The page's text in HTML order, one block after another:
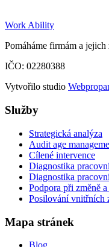
Work Ability
Pomáháme firmám a
IČO: 02280388
Vytvořilo studio
Služby
Strategická analýza
Audit age
Cílené intervence
Diagnostika
Diagnostika
Podpora při změně
Posilování vnitřních
Mapa stránek